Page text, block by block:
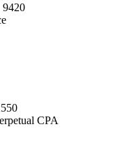
9420
CPA